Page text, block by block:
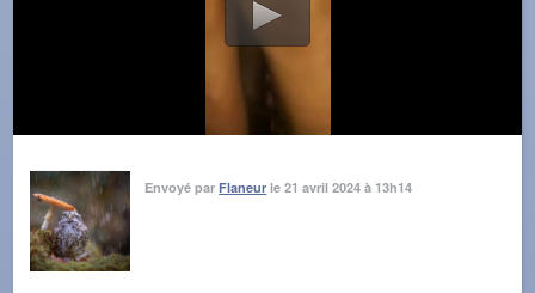
Envoyé parFlaneur le 21 avril 2024 à 13h14